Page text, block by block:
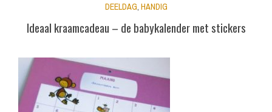
DEELDAG HANDIG
Ideaal kraamcadeau – de babykalender met stickers